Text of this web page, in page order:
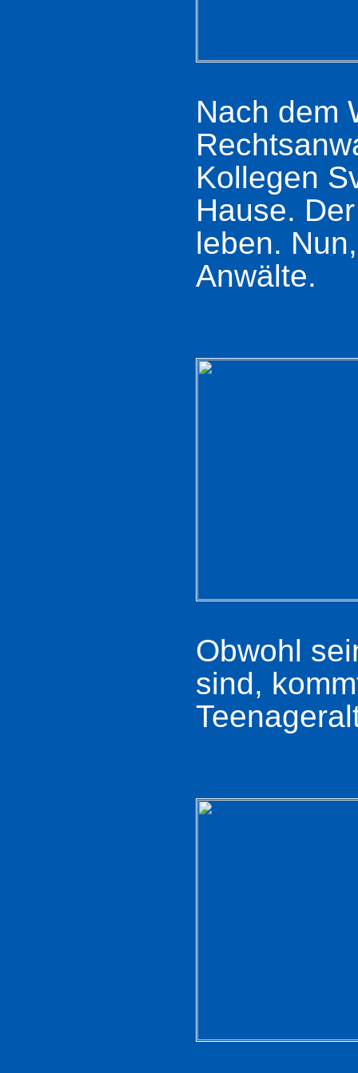
Nach dem
Kollegen
Hause.
leben.
Anwälte.
Obwohl
sind,